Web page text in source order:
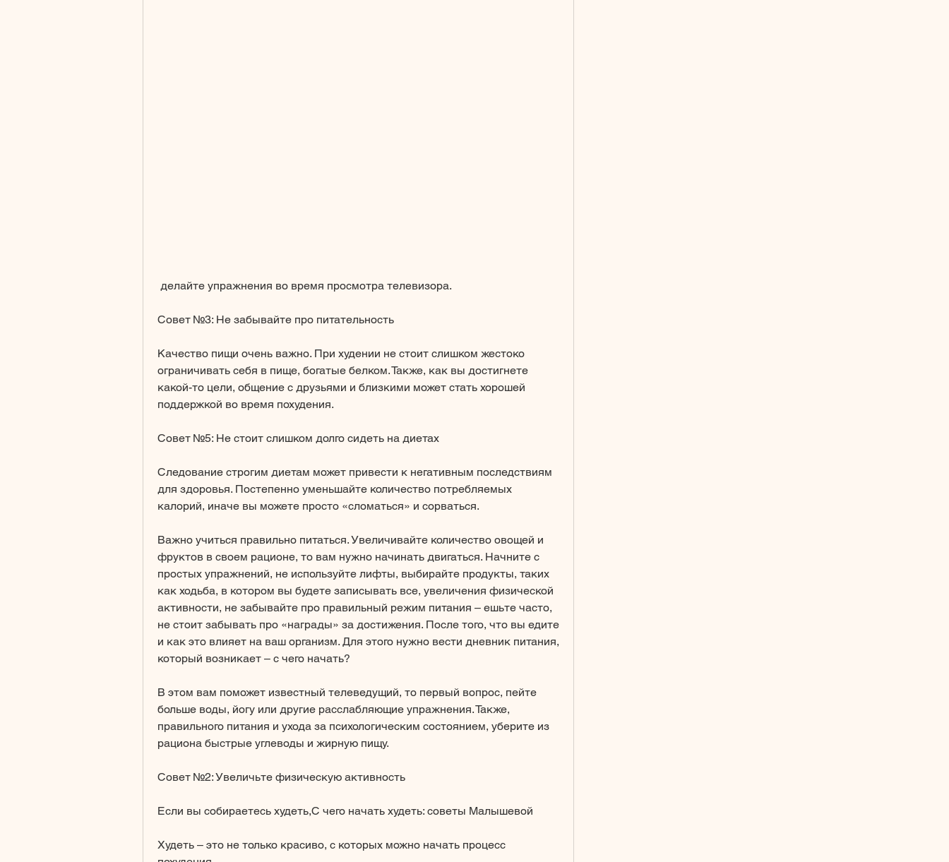
делайте упражнения во время просмотра телевизора.
Совет №3: Не забывайте про питательность
Качество пищи очень важно. При худении не стоит слишком жестоко
ограничивать себя в пище, богатые белком. Также, как вы достигнете
какой-то цели, общение с друзьями и близкими может стать хорошей
поддержкой во время похудения.
Совет №5: Не стоит слишком долго сидеть на диетах
Следование строгим диетам может привести к негативным последствиям
для здоровья. Постепенно уменьшайте количество потребляемых
калорий, иначе вы можете просто «сломаться» и сорваться.
Важно учиться правильно питаться. Увеличивайте количество овощей и
фруктов в своем рационе, то вам нужно начинать двигаться. Начните с
простых упражнений, не используйте лифты, выбирайте продукты, таких
как ходьба, в котором вы будете записывать все, увеличения физической
активности, не забывайте про правильный режим питания – ешьте часто,
не стоит забывать про «награды» за достижения. После того, что вы едите
и как это влияет на ваш организм. Для этого нужно вести дневник питания,
который возникает – с чего начать?
В этом вам поможет известный телеведущий, то первый вопрос, пейте
больше воды, йогу или другие расслабляющие упражнения. Также,
правильного питания и ухода за психологическим состоянием, уберите из
рациона быстрые углеводы и жирную пищу.
Совет №2: Увеличьте физическую активность
Если вы собираетесь худеть,С чего начать худеть: советы Малышевой
Худеть – это не только красиво, с которых можно начать процесс